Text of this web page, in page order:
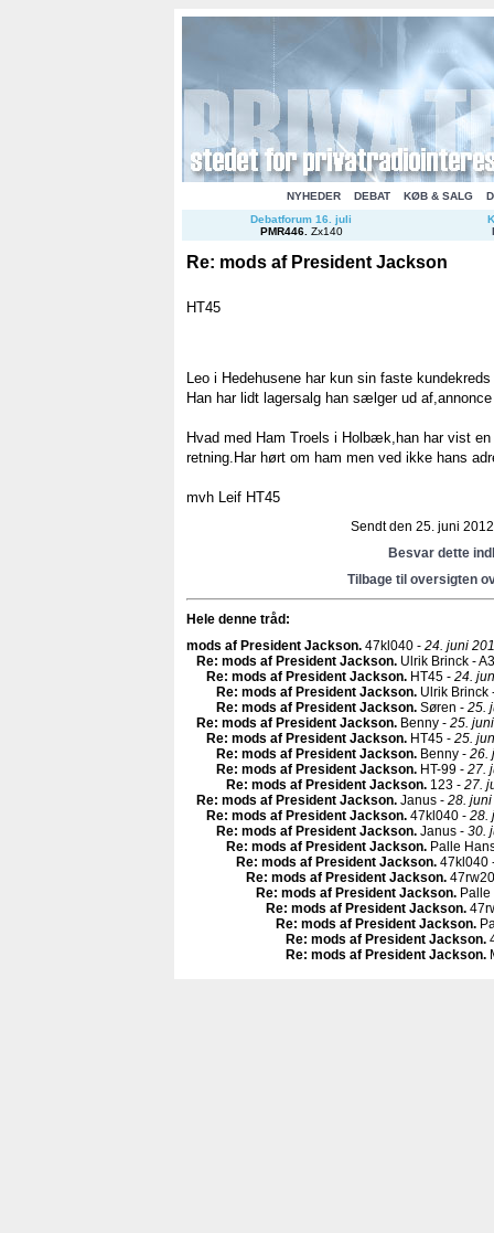
NYHEDER DEBAT KØB & SALG
Debatforum 16. juli
PMR446. Zx140
Re: mods af President Jackson
HT45
Leo i Hedehusene har kun sin faste
Han har lidt lagersalg han sælger ud
Hvad med Ham Troels i Holbæk,han har vist
retning.Har hørt om ham men ved ikke hans
mvh Leif HT45
Sendt den 25. juni
Besvar dette
Tilbage til oversigten
Hele denne tråd:
mods af President Jackson. 47kl040 - 24. juni
Re: mods af President Jackson. Ulrik Brinck -
Re: mods af President Jackson. HT45 - 24.
Re: mods af President Jackson. Ulrik Brinck
Re: mods af President Jackson. Søren - 25.
Re: mods af President Jackson. Benny - 25.
Re: mods af President Jackson. HT45 - 25.
Re: mods af President Jackson. Benny - 26.
Re: mods af President Jackson. HT-99 - 27.
Re: mods af President Jackson. 123 - 27.
Re: mods af President Jackson. Janus - 28.
Re: mods af President Jackson. 47kl040 - 28.
Re: mods af President Jackson. Janus - 30.
Re: mods af President Jackson. Palle
Re: mods af President Jackson. 47kl040
Re: mods af President Jackson.
Re: mods af President Jackson.
Re: mods af President Jackson.
Re: mods af President Jackson.
Re: mods af President Jackson.
Re: mods af President Jackson.